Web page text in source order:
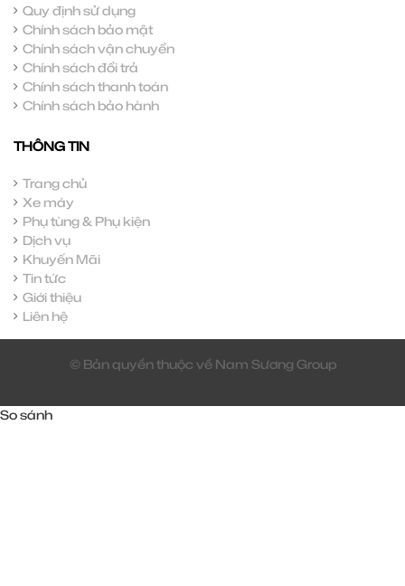
Quy định sử dụng
Chính sách bảo mật
Chính sách vận chuyển
Chính sách đổi trả
Chính sách thanh toán
Chính sách bảo hành
THÔNG TIN
Trang chủ
Xe máy
Phụ tùng & Phụ kiện
Dịch vụ
Khuyến Mãi
Tin tức
Giới thiệu
Liên hệ
© Bản quyền thuộc về Nam Sương Group
So sánh